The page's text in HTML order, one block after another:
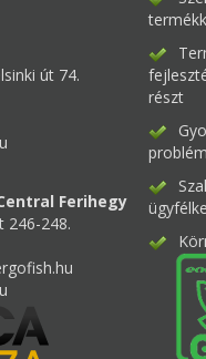
út 74.
Ferihegy
246-248.
részt